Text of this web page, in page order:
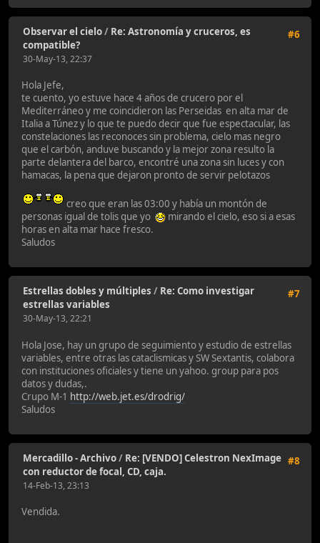
#6
Observar el cielo/ Re: Astronomía y cruceros, es
compatible?
30-May-13, 22:37
Hola Jefe,
te cuento, yo estuve hace 4 años de crucero por el
Mediterráneo y me coincidieron las Perseidas en alta mar de
Italia a Túnez y lo que te puedo decir que fue espectacular, las
constelaciones las reconoces sin problema, cielo mas negro
que el carbón, anduve buscando y la mejor zona resulto la
parte delantera del barco, encontré una zona sin luces y con
hamacas, la pena que dejaron pronto de servir pelotazos
creo que eran las 03:00 y había un montón de
personas igual de tolis que yo
mirando el cielo, eso si a esas
horas en alta mar hace fresco.
Saludos
#7
Estrellas dobles y múltiples / Re: Como investigar
estrellas variables
30-May-13, 22:21
Hola Jose, hay un grupo de seguimiento y estudio de estrellas
variables, entre otras las cataclismicas y SW Sextantis, colabora
con instituciones oficiales y tiene un yahoo. group para pos
datos y dudas,.
Crupo M-1 http://web.jet.es/drodrig/
Saludos
#8
Mercadillo - Archivo/ Re: [VENDO] Celestron NexImage
con reductor de focal, CD, caja.
14-Feb-13, 23:13
Vendida.